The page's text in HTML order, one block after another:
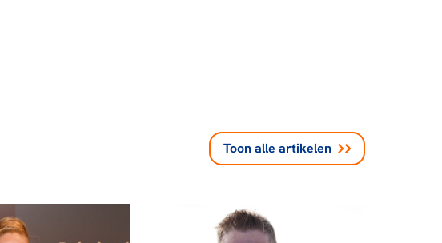
Toon alle artikelen